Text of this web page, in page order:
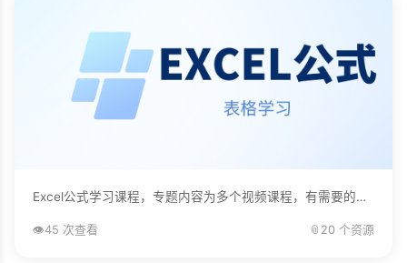
Excel公式学习课程，专题内容为多个视频课程，有需要的自己下载学习。...
👁️45 次查看 📎 20 个资源